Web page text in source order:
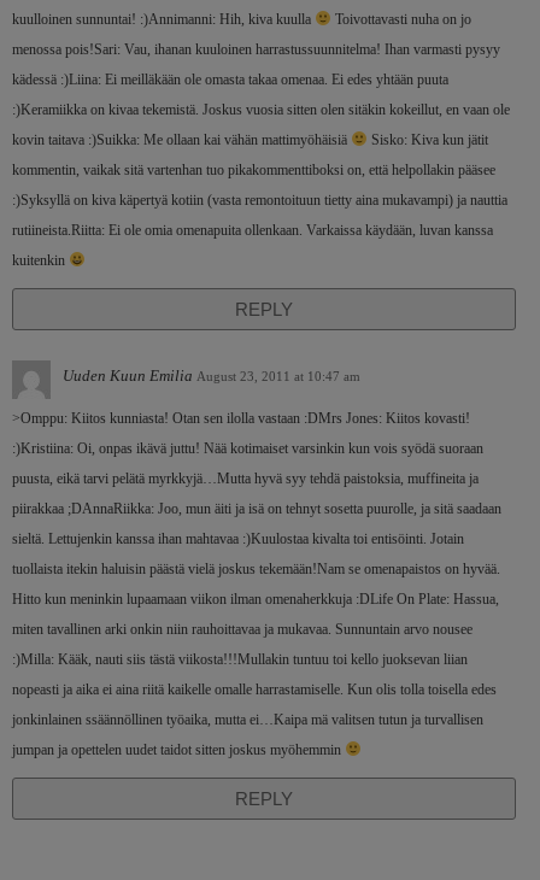
kuulloinen sunnuntai! :)Annimanni: Hih, kiva kuulla
Toivottavasti nuha on jo
menossa pois!Sari: Vau, ihanan kuuloinen harrastussuunnitelma! Ihan varmasti pysyy
kädessä :)Liina: Ei meilläkään ole omasta takaa omenaa. Ei edes yhtään puuta
:)Keramiikka on kivaa tekemistä. Joskus vuosia sitten olen sitäkin kokeillut, en vaan ole
kovin taitava :)Suikka: Me ollaan kai vähän mattimyöhäisiä
Sisko: Kiva kun jätit
kommentin, vaikak sitä vartenhan tuo pikakommenttiboksi on, että helpollakin pääsee
:)Syksyllä on kiva käpertyä kotiin (vasta remontoituun tietty aina mukavampi) ja nauttia
rutiineista.Riitta: Ei ole omia omenapuita ollenkaan. Varkaissa käydään, luvan kanssa
kuitenkin
REPLY
Uuden Kuun Emilia August 23, 2011 at 10:47 am
>Omppu: Kiitos kunniasta! Otan sen ilolla vastaan :DMrs Jones: Kiitos kovasti!
:)Kristiina: Oi, onpas ikävä juttu! Nää kotimaiset varsinkin kun vois syödä suoraan
puusta, eikä tarvi pelätä myrkkyjä…Mutta hyvä syy tehdä paistoksia, muffineita ja
piirakkaa ;DAnnaRiikka: Joo, mun äiti ja isä on tehnyt sosetta puurolle, ja sitä saadaan
sieltä. Lettujenkin kanssa ihan mahtavaa :)Kuulostaa kivalta toi entisöinti. Jotain
tuollaista itekin haluisin päästä vielä joskus tekemään!Nam se omenapaistos on hyvää.
Hitto kun meninkin lupaamaan viikon ilman omenaherkkuja :DLife On Plate: Hassua,
miten tavallinen arki onkin niin rauhoittavaa ja mukavaa. Sunnuntain arvo nousee
:)Milla: Kääk, nauti siis tästä viikosta!!!Mullakin tuntuu toi kello juoksevan liian
nopeasti ja aika ei aina riitä kaikelle omalle harrastamiselle. Kun olis tolla toisella edes
jonkinlainen ssäännöllinen työaika, mutta ei…Kaipa mä valitsen tutun ja turvallisen
jumpan ja opettelen uudet taidot sitten joskus myöhemmin
REPLY